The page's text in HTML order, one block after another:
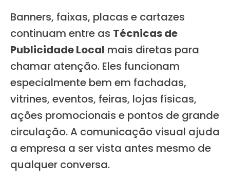
Banners, faixas, placas e cartazes
continuam entre as Técnicas de
Publicidade Local mais diretas para
chamar atenção. Eles funcionam
especialmente bem em fachadas,
vitrines, eventos, feiras, lojas físicas,
ações promocionais e pontos de grande
circulação. A comunicação visual ajuda
a empresa a ser vista antes mesmo de
qualquer conversa.